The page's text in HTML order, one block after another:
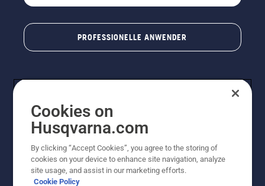
PROFESSIONELLE ANWENDER
© Husqvarna AB (publ). Alle Rechte vorbehalten. Bei
den Preisangaben handelt es sich um unverbindliche
Cookies on
Husqvarna.com
By clicking “Accept Cookies”, you agree to the storing of
cookies on your device to enhance site navigation, analyze
site usage, and assist in our marketing efforts.
Cookie Policy